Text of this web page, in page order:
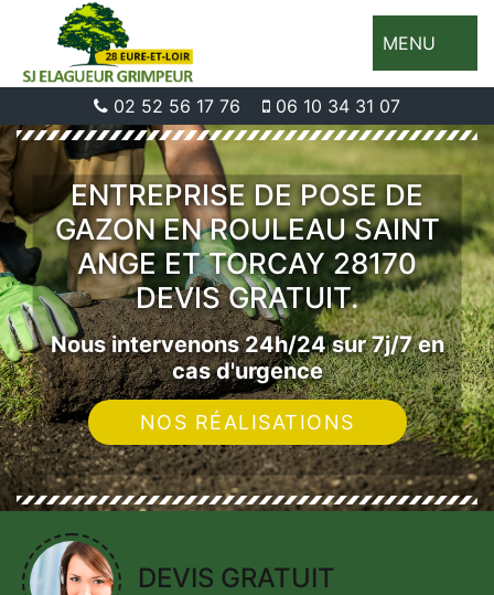
MENU
02 52 56 17 76 06 10 34 31 07
ENTREPRISE DE POSE DE
GAZON EN ROULEAU SAINT
ANGE ET TORCAY 28170
DEVIS GRATUIT.
Nous intervenons 24h/24 sur 7j/7 en
cas d'urgence
NOS RÉALISATIONS
DEVIS GRATUIT